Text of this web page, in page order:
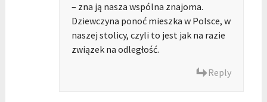
– zna ją nasza wspólna znajoma.
Dziewczyna ponoć mieszka w Polsce, w
naszej stolicy, czyli to jest jak na razie
związek na odległość.
Reply